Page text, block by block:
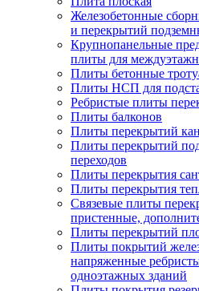
Железобетонные
и перекрытий
Крупнопанельные
плиты для
Плиты бетонные
Плиты НСП для
Ребристые плиты
Плиты балконов
Плиты перекрытий
Плиты перекрытий
переходов
Плиты перекрытия
Плиты перекрытия
Связевые плиты
пристенные,
Плиты перекрытий
Плиты покрытий
напряженные
одноэтажных зданий